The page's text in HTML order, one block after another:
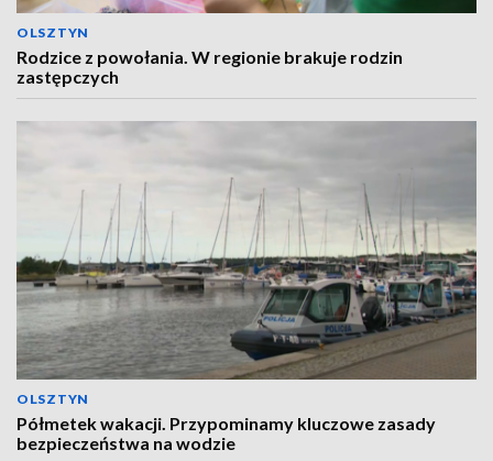
OLSZTYN
Rodzice z powołania. W regionie brakuje rodzin
zastępczych
OLSZTYN
Półmetek wakacji. Przypominamy kluczowe zasady
bezpieczeństwa na wodzie